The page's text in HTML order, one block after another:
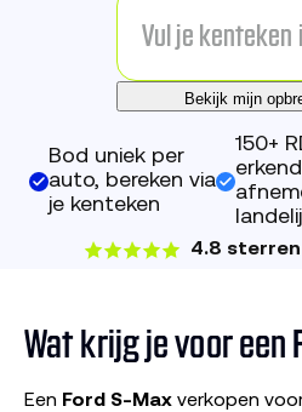
Bekijk mijn
Bod uniek per
auto, bereken via
je kenteken
150+
4.8 sterren
Wat krijg je voor een
Een Ford S-Max verkopen